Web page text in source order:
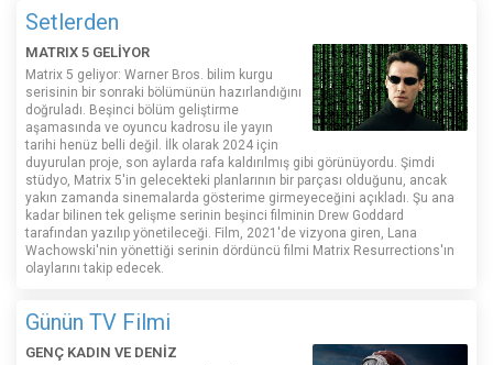
Setlerden
MATRIX 5 GELİYOR
Matrix 5 geliyor: Warner Bros. bilim kurgu
serisinin bir sonraki bölümünün hazırlandığını
doğruladı. Beşinci bölüm geliştirme
aşamasında ve oyuncu kadrosu ile yayın
tarihi henüz belli değil. İlk olarak 2024 için
duyurulan proje, son aylarda rafa kaldırılmış gibi görünüyordu. Şimdi
stüdyo, Matrix 5'in gelecekteki planlarının bir parçası olduğunu, ancak
yakın zamanda sinemalarda gösterime girmeyeceğini açıkladı. Şu ana
kadar bilinen tek gelişme serinin beşinci filminin Drew Goddard
tarafından yazılıp yönetileceği. Film, 2021'de vizyona giren, Lana
Wachowski'nin yönettiği serinin dördüncü filmi Matrix Resurrections'ın
olaylarını takip edecek.
Günün TV Filmi
GENÇ KADIN VE DENİZ